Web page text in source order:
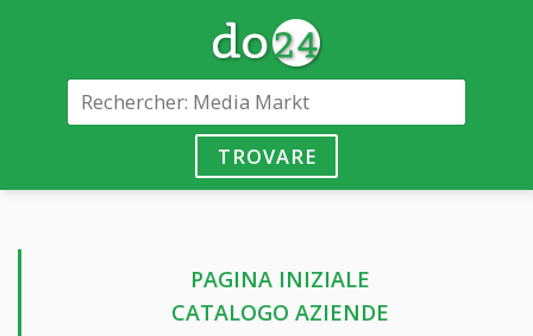
TROVARE
PAGINA INIZIALE
CATALOGO AZIENDE